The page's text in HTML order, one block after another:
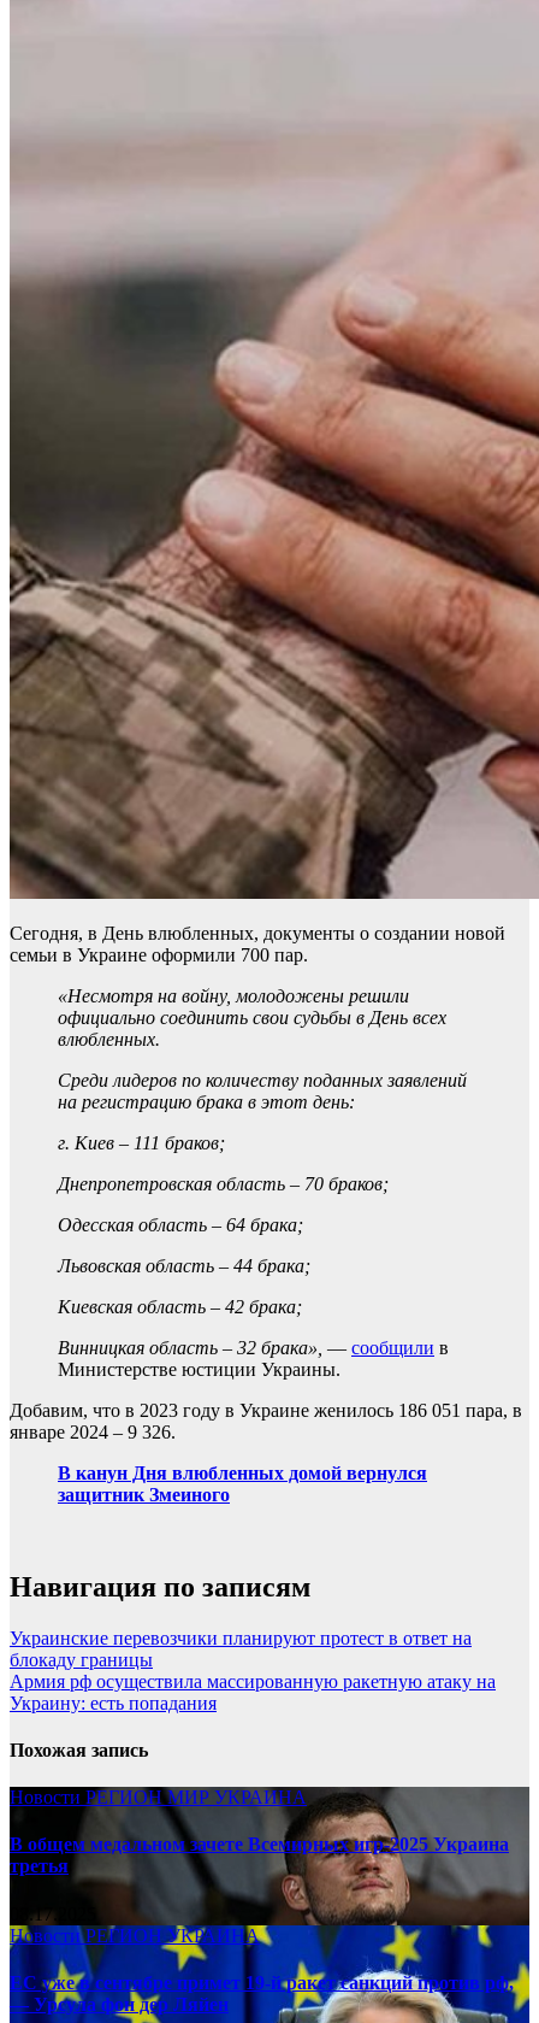
Сегодня, в День влюбленных, документы о создании новой
семьи в Украине оформили 700 пар.
«Несмотря на войну, молодожены решили
официально соединить свои судьбы в День всех
влюбленных.
Среди лидеров по количеству поданных заявлений
на регистрацию брака в этот день:
г. Киев – 111 браков;
Днепропетровская область – 70 браков;
Одесская область – 64 брака;
Львовская область – 44 брака;
Киевская область – 42 брака;
Винницкая область – 32 брака», — сообщили в
Министерстве юстиции Украины.
Добавим, что в 2023 году в Украине женилось 186 051 пара, в
январе 2024 – 9 326.
В канун Дня влюбленных домой вернулся
защитник Змеиного
Навигация по записям
Украинские перевозчики планируют протест в ответ на
блокаду границы
Армия рф осуществила массированную ракетную атаку на
Украину: есть попадания
Похожая запись
Новости РЕГИОНМИР УКРАИНА
В общем медальном зачете Всемирных игр-2025 Украина
третья
08.17.2025
НовостиРЕГИОНУКРАИНА
ЕС уже в сентябре примет 19-й ракет санкций против рф,
— Урсула фон дер Ляйен